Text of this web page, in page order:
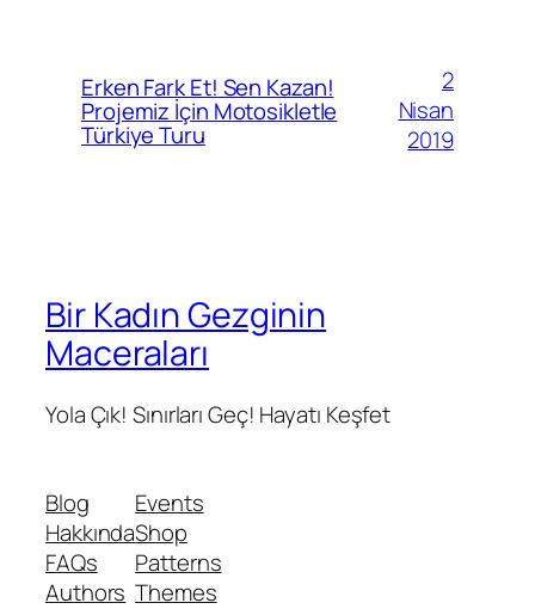
Erken Fark Et! Sen Kazan!
Projemiz İçin Motosikletle
Türkiye Turu
2
Nisan
2019
Bir Kadın Gezginin
Maceraları
Yola Çık! Sınırları Geç! Hayatı Keşfet
Blog
Hakkında
FAQs
Authors
Events
Shop
Patterns
Themes